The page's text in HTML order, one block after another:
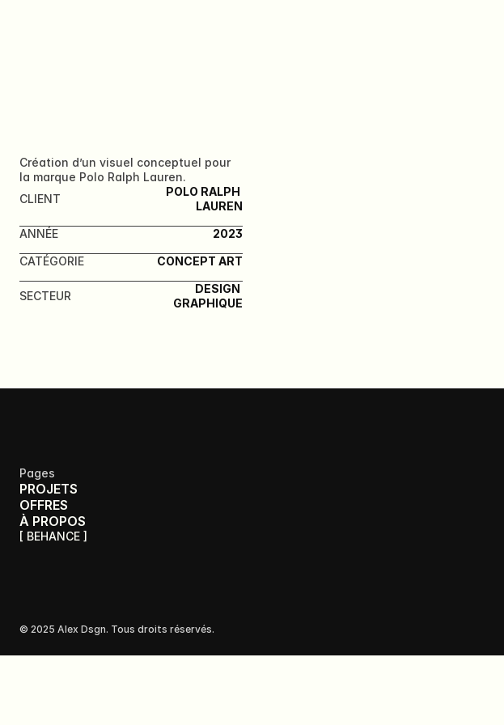
POLO
Création d’un visuel conceptuel pour
la marque Polo Ralph Lauren.
CLIENT
POLO RALPH
LAUREN
ANNÉE
2023
CATÉGORIE
CONCEPT ART
SECTEUR
DESIGN
GRAPHIQUE
Pages
PROJETS
OFFRES
À PROPOS
[ BEHANCE ]
© 2025 Alex Dsgn. Tous droits réservés.